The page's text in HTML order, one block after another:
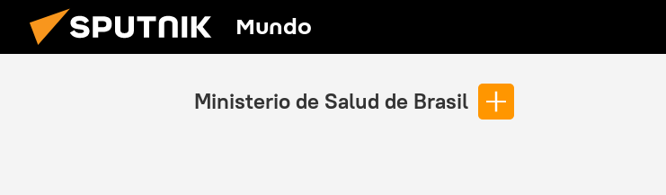
Mundo
Ministerio de Salud de Brasil